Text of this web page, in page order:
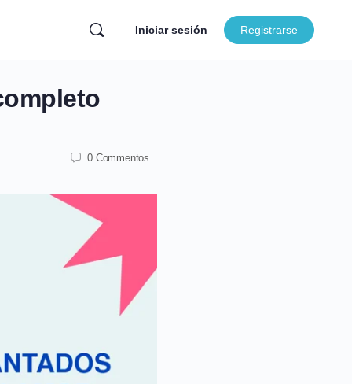
Iniciar sesión Registrarse
0 Commentos